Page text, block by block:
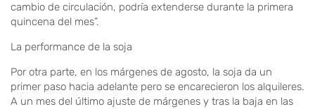
cambio de circulación, podría extenderse durante la primera
quincena del mes”.
La performance de la soja
Por otra parte, en los márgenes de agosto, la soja da un
primer paso hacia adelante pero se encarecieron los alquileres.
A un mes del último ajuste de márgenes y tras la baja en las